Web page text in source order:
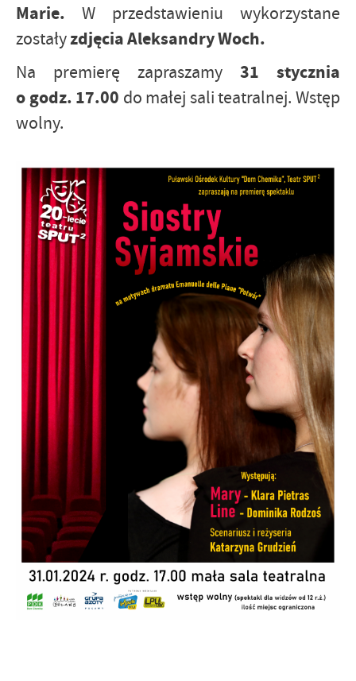
Marie. W przedstawieniu wykorzystane
zostałyzdjęcia Aleksandry Woch.
Na premierę zapraszamy 31 stycznia
o godz. 17.00 do małej sali teatralnej. Wstęp
wolny.